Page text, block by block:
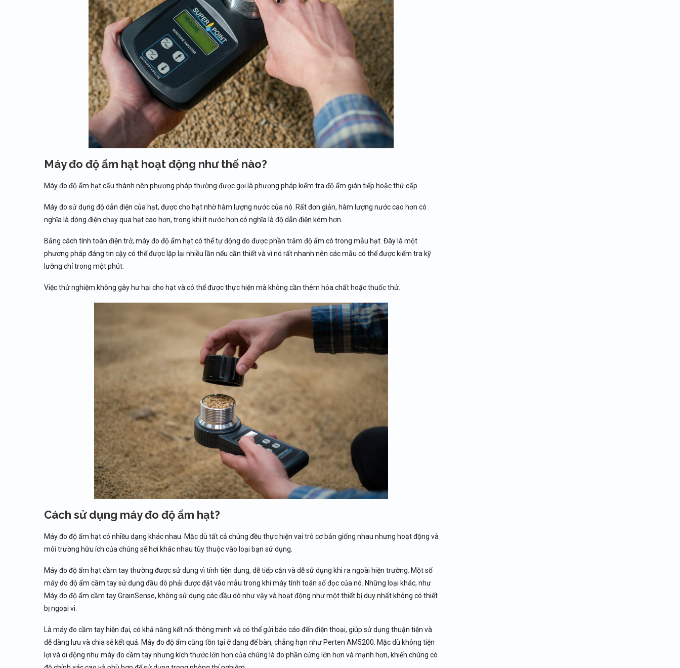
Máy đo độ ẩm hạt hoạt động như thế nào?
Máy đo độ ẩm hạt cấu thành nên phương pháp thường được gọi là phương pháp kiểm tra độ ẩm gián tiếp hoặc thứ cấp.
Máy đo sử dụng độ dẫn điện của hạt, được cho hạt nhờ hàm lượng nước của nó. Rất đơn giản, hàm lượng nước cao hơn có
nghĩa là dòng điện chạy qua hạt cao hơn, trong khi ít nước hơn có nghĩa là độ dẫn điện kém hơn.
Bằng cách tính toán điện trở, máy đo độ ẩm hạt có thể tự động đo được phần trăm độ ẩm có trong mẫu hạt. Đây là một
phương pháp đáng tin cậy có thể được lặp lại nhiều lần nếu cần thiết và vì nó rất nhanh nên các mẫu có thể được kiểm tra kỹ
lưỡng chỉ trong một phút.
Việc thử nghiệm không gây hư hại cho hạt và có thể được thực hiện mà không cần thêm hóa chất hoặc thuốc thử.
Cách sử dụng máy đo độ ẩm hạt?
Máy đo độ ẩm hạt có nhiều dạng khác nhau. Mặc dù tất cả chúng đều thực hiện vai trò cơ bản giống nhau nhưng hoạt động và
môi trường hữu ích của chúng sẽ hơi khác nhau tùy thuộc vào loại bạn sử dụng.
Máy đo độ ẩm hạt cầm tay thường được sử dụng vì tính tiện dụng, dễ tiếp cận và dễ sử dụng khi ra ngoài hiện trường. Một số
máy đo độ ẩm cầm tay sử dụng đầu dò phải được đặt vào mẫu trong khi máy tính toán số đọc của nó. Những loại khác, như
Máy đo độ ẩm cầm tay GrainSense, không sử dụng các đầu dò như vậy và hoạt động như một thiết bị duy nhất không có thiết
bị ngoại vi.
Là máy đo cầm tay hiện đại, có khả năng kết nối thông minh và có thể gửi báo cáo đến điện thoại, giúp sử dụng thuận tiện và
dễ dàng lưu và chia sẻ kết quả. Máy đo độ ẩm cũng tồn tại ở dạng để bàn, chẳng hạn như Perten AM5200. Mặc dù không tiện
lợi và di động như máy đo cầm tay nhưng kích thước lớn hơn của chúng là do phần cứng lớn hơn và mạnh hơn, khiến chúng có